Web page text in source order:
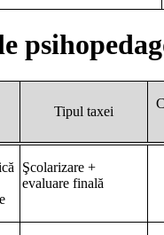
Tipul taxei
Şcolarizare +
evaluare finală